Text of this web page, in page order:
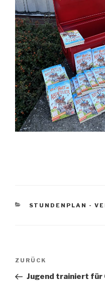
KATEGORIEN
STUNDENPLAN -
Beitrags-
Vorheriger
Beitrag
ZURÜCK
Jugend trainiert für